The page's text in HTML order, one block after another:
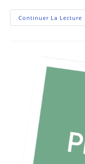
Continuer La Lecture